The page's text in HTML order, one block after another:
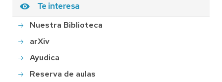
Te interesa
Nuestra Biblioteca
arXiv
Ayudica
Reserva de aulas